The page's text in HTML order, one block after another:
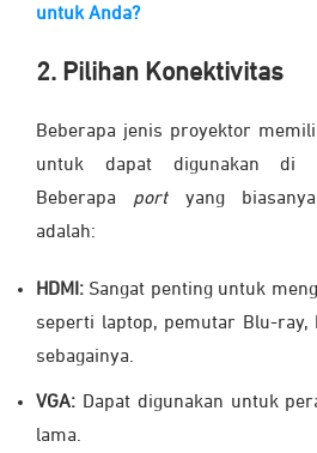
untuk Anda?
2. Pilihan Konektivitas
Beberapa jenis proyektor
untuk dapat digunakan di
Beberapa portyang
adalah:
HDMI: Sangat penting untuk
seperti laptop, pemutar Blu-ray,
sebagainya.
VGA: Dapat digunakan untuk
lama.